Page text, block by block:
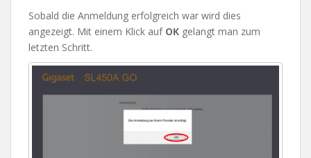
Sobald die Anmeldung erfolgreich war wird dies
angezeigt. Mit einem Klick auf OK gelangt man zum
letzten Schritt.